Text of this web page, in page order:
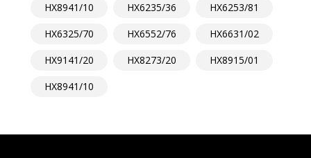
HX8941/10
HX6235/36
HX6253/81
HX6325/70
HX6552/76
HX6631/02
HX9141/20
HX8273/20
HX8915/01
HX8941/10